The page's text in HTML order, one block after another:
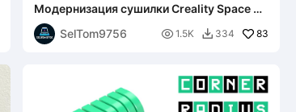
Модернизация сушилки Creality Space Pi
с быстросъемным разъемом V2
SelTom9756
 1.5K  334 83